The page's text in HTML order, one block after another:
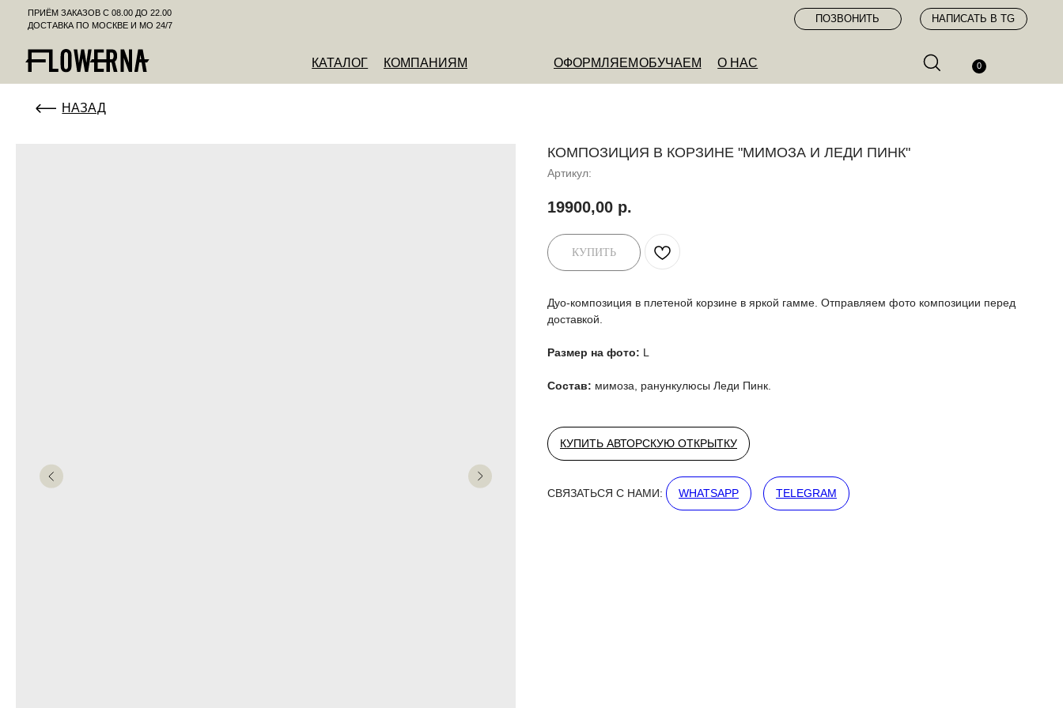
О НАС
КОМПАНИЯМ
КАТАЛОГ ОФОРМЛЯЕМ ОБУЧАЕМ
НАПИСАТЬ В TG
ПРИЁМ ЗАКАЗОВ С 08.00 ДО 22.00
ДОСТАВКА ПО МОСКВЕ И МО 24/7
КОМПОЗИЦИЯ В КОРЗИНЕ "МИМОЗА И ЛЕДИ ПИНК"
Артикул:
19900,00 р.
КУПИТЬ
Дуо-композиция в плетеной корзине в яркой гамме. Отправляем фото композиции перед
доставкой.
Размер на фото: L
Состав: мимоза, ранункулюсы Леди Пинк.
КУПИТЬ АВТОРСКУЮ ОТКРЫТКУ
СВЯЗАТЬСЯ С НАМИ: WHATSAPP TELEGRAM